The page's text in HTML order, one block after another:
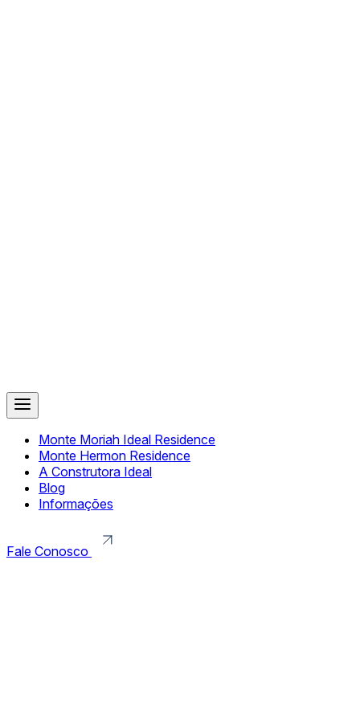
Monte Moriah Ideal Residence
Monte Hermon Residence
A Construtora Ideal
Blog
Informações
Fale Conosco